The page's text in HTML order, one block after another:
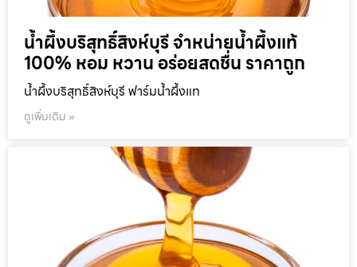
น้ำผึ้งบริสุทธิ์สิงห์บุรี จำหน่ายน้ำผึ้งแท้
100% หอม หวาน อร่อยสดชื่น ราคาถูก
น้ำผึ้งบริสุทธิ์สิงห์บุรี ฟาร์มน้ำผึ้งแท
ดูเพิ่มเติม »